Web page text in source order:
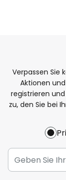
Verpassen Sie
Aktionen
registrieren
zu, den Sie bei